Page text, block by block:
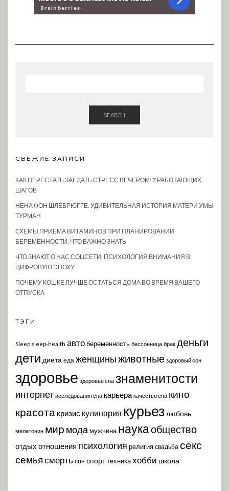
SEARCH
СВЕЖИЕ ЗАПИСИ
КАК ПЕРЕСТАТЬ ЗАЕДАТЬ СТРЕСС ВЕЧЕРОМ: 7 РАБОТАЮЩИХ
ШАГОВ
НЕНА ФОН ШЛЕБРЮГГЕ: УДИВИТЕЛЬНАЯ ИСТОРИЯ МАТЕРИ УМЫ
ТУРМАН
СХЕМЫ ПРИЕМА ВИТАМИНОВ ПРИ ПЛАНИРОВАНИИ
БЕРЕМЕННОСТИ: ЧТО ВАЖНО ЗНАТЬ
ЧТО ЗНАЮТ О НАС СОЦСЕТИ: ПСИХОЛОГИЯ ВНИМАНИЯ В
ЦИФРОВУЮ ЭПОХУ
ПОЧЕМУ КОШКЕ ЛУЧШЕ ОСТАТЬСЯ ДОМА ВО ВРЕМЯ ВАШЕГО
ОТПУСКА
ТЭГИ
Sleep sleep-health автобеременность бессонница брак деньги
дети диета еда женщиныживотные здоровый сон
здоровье здоровье сна знаменитости
интернет исследования сна карьера качество сна кино
красота кризис кулинария курьез любовь
мелатонин мир модамужчина наукаобщество
отдых отношения психология религия свадьба секс
семья смерть сон спорттехникахобби школа